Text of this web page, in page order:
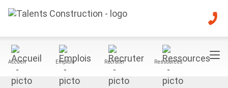
Accueil Emplois Recruter Ressources